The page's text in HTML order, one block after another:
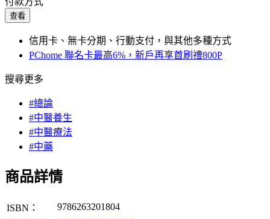
查看
信用卡、無卡分期、行動支付，與其他多種方式
PChome 聯名卡最高6%，新戶再享首刷禮800P
搜尋更多
#總論
#中醫養生
#中醫療法
#中藥
商品詳情
ISBN：
9786263201804